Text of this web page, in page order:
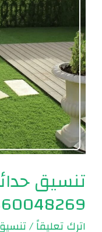
تنسيق
اترك تعليقاً/
0560048269